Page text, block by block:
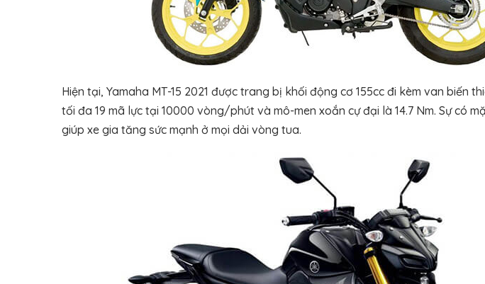
Hiện tại, Yamaha MT-15 2021 được trang bị khối động cơ 155cc đi kèm van biến
tối đa 19 mã lực tại 10000 vòng/phút và mô-men xoắn cự đại là 14.7 Nm. Sự có
giúp xe gia tăng sức mạnh ở mọi dải vòng tua.